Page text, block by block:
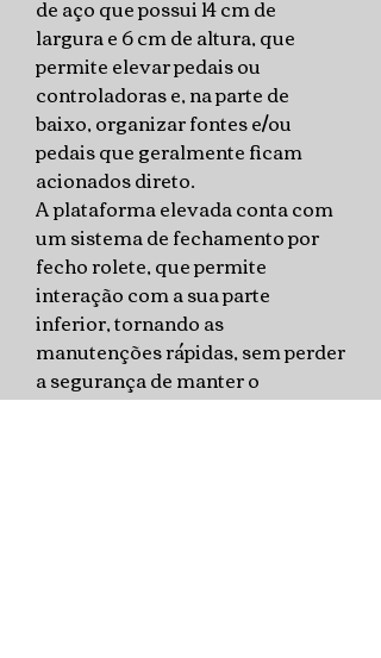
de aço que possui 14 cm de
largura e 6 cm de altura, que
permite elevar pedais ou
controladoras e, na parte de
baixo, organizar fontes e/ou
pedais que geralmente ficam
acionados direto.
A plataforma elevada conta com
um sistema de fechamento por
fecho rolete, que permite
interação com a sua parte
inferior, tornando as
manutenções rápidas, sem perder
a segurança de manter o
pedalboard estável durante o seu